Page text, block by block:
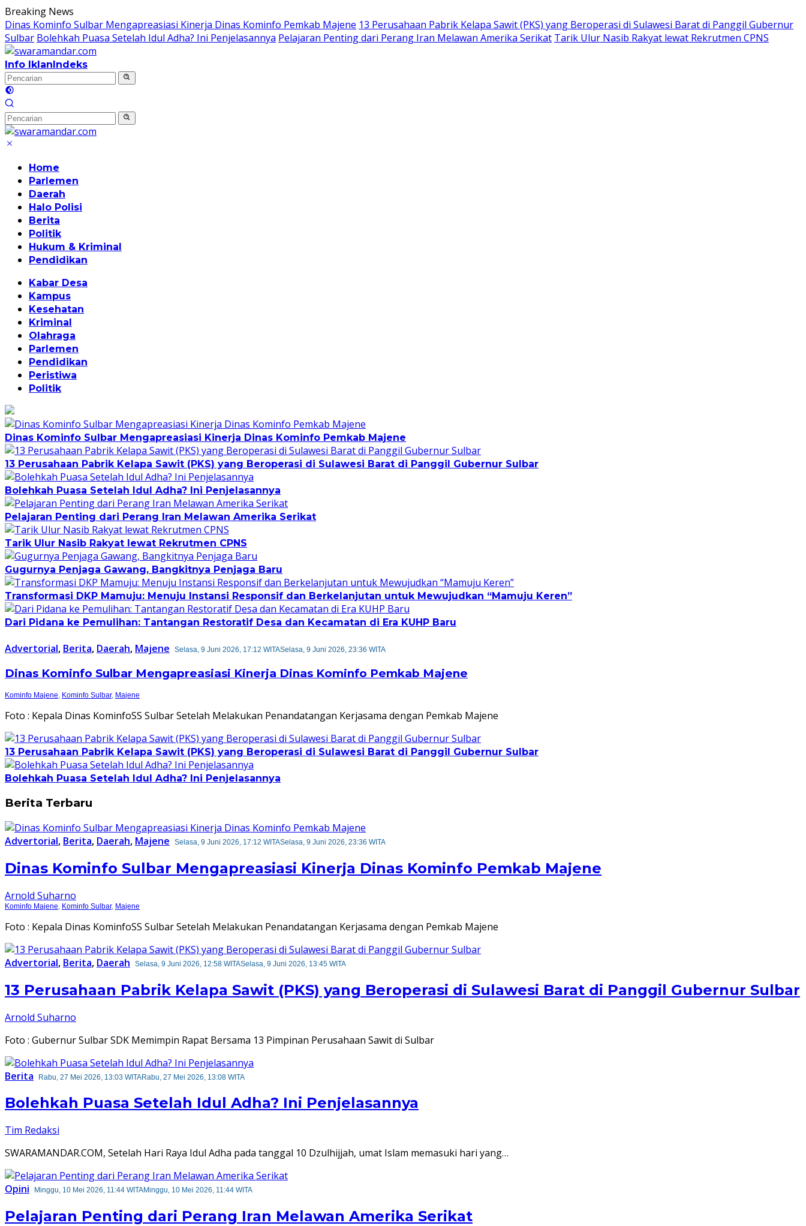
Langsung
ke
konten
Breaking News
Dinas Kominfo Sulbar Mengapreasiasi Kinerja Dinas Kominfo Pemkab Majene 13 Perusahaan Pabrik Kelapa Sawit (PKS) yang Beroperasi di Sulawesi Barat di Panggil Gubernur
Sulbar Bolehkah Puasa Setelah Idul Adha? Ini Penjelasannya Pelajaran Penting dari Perang Iran Melawan Amerika Serikat Tarik Ulur Nasib Rakyat lewat Rekrutmen CPNS
Info IklanIndeks
Home
Parlemen
Daerah
Halo Polisi
Berita
Politik
Hukum & Kriminal
Pendidikan
Kabar Desa
Kampus
Kesehatan
Kriminal
Olahraga
Parlemen
Pendidikan
Peristiwa
Politik
Dinas Kominfo Sulbar Mengapreasiasi Kinerja Dinas Kominfo Pemkab Majene
13 Perusahaan Pabrik Kelapa Sawit (PKS) yang Beroperasi di Sulawesi Barat di Panggil Gubernur Sulbar
Bolehkah Puasa Setelah Idul Adha? Ini Penjelasannya
Pelajaran Penting dari Perang Iran Melawan Amerika Serikat
Tarik Ulur Nasib Rakyat lewat Rekrutmen CPNS
Gugurnya Penjaga Gawang, Bangkitnya Penjaga Baru
Transformasi DKP Mamuju: Menuju Instansi Responsif dan Berkelanjutan untuk Mewujudkan “Mamuju Keren”
Dari Pidana ke Pemulihan: Tantangan Restoratif Desa dan Kecamatan di Era KUHP Baru
Advertorial, Berita, Daerah, Majene Selasa, 9 Juni 2026, 17:12 WITASelasa, 9 Juni 2026, 23:36 WITA
Dinas Kominfo Sulbar Mengapreasiasi Kinerja Dinas Kominfo Pemkab Majene
Kominfo Majene, Kominfo Sulbar, Majene
Foto : Kepala Dinas KominfoSS Sulbar Setelah Melakukan Penandatangan Kerjasama dengan Pemkab Majene
13 Perusahaan Pabrik Kelapa Sawit (PKS) yang Beroperasi di Sulawesi Barat di Panggil Gubernur Sulbar
Bolehkah Puasa Setelah Idul Adha? Ini Penjelasannya
swaramandar.com
Berita Terbaru
Advertorial, Berita, Daerah, Majene Selasa, 9 Juni 2026, 17:12 WITASelasa, 9 Juni 2026, 23:36 WITA
Dinas Kominfo Sulbar Mengapreasiasi Kinerja Dinas Kominfo Pemkab Majene
Arnold Suharno
Kominfo Majene Kominfo Sulbar, Majene
Foto : Kepala Dinas KominfoSS Sulbar Setelah Melakukan Penandatangan Kerjasama dengan Pemkab Majene
Advertorial, Berita, Daerah Selasa, 9 Juni 2026, 12:58 WITASelasa, 9 Juni 2026, 13:45 WITA
13 Perusahaan Pabrik Kelapa Sawit (PKS) yang Beroperasi di Sulawesi Barat di Panggil Gubernur Sulbar
Arnold Suharno
Foto : Gubernur Sulbar SDK Memimpin Rapat Bersama 13 Pimpinan Perusahaan Sawit di Sulbar
Berita Rabu, 27 Mei 2026, 13:03 WITARabu, 27 Mei 2026, 13:08 WITA
Bolehkah Puasa Setelah Idul Adha? Ini Penjelasannya
Tim Redaksi
SWARAMANDAR.COM, Setelah Hari Raya Idul Adha pada tanggal 10 Dzulhijjah, umat Islam memasuki hari yang…
Opini Minggu, 10 Mei 2026, 11:44 WITAMinggu, 10 Mei 2026, 11:44 WITA
Pelajaran Penting dari Perang Iran Melawan Amerika Serikat